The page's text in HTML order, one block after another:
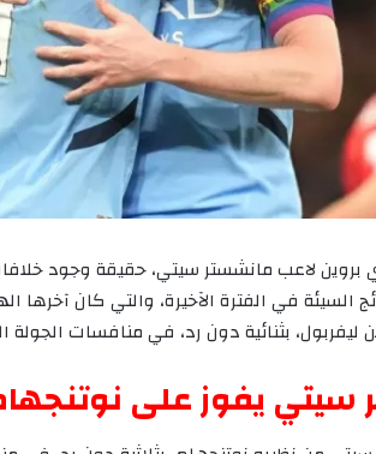
بروينلاعبمانشسترسيتي،حقيقة وجود
السيئة في الفترة الآخيرة، والتي كانآخرها
ليفربول، بثنائيةدون رد، فيمنافسات الجولة
سيتييفوزعلى